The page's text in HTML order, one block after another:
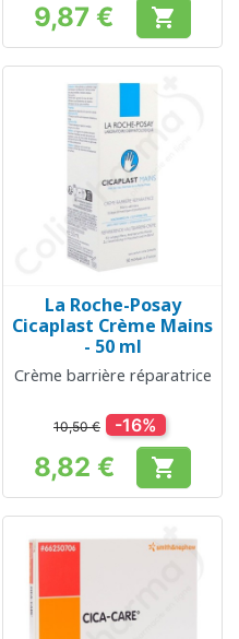
Prix
9,87 € 
La Roche-Posay
Cicaplast Crème Mains
- 50 ml
Crème barrière réparatrice
10,50 € -16%
Prix
8,82 € 